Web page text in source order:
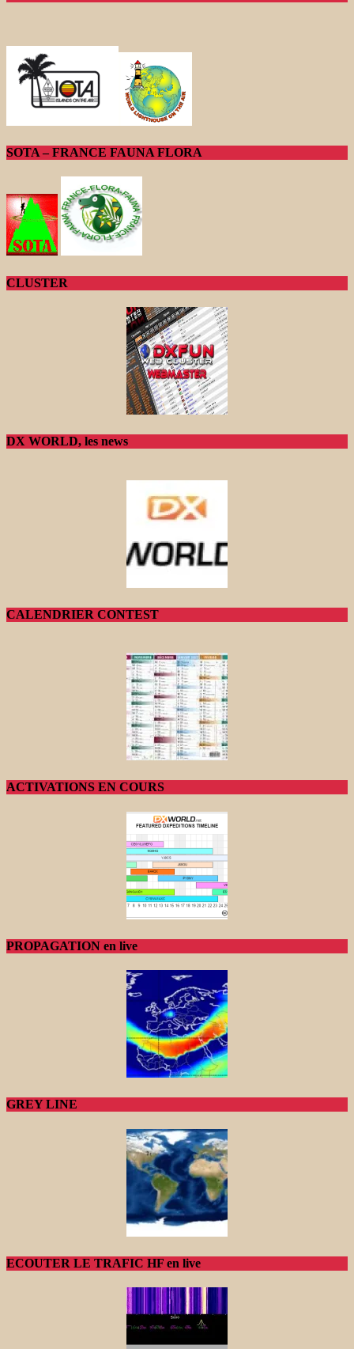
SOTA – FRANCE FAUNA FLORA
CLUSTER
DX WORLD, les news
CALENDRIER CONTEST
ACTIVATIONS EN COURS
PROPAGATION en live
GREY LINE
ECOUTER LE TRAFIC HF en live